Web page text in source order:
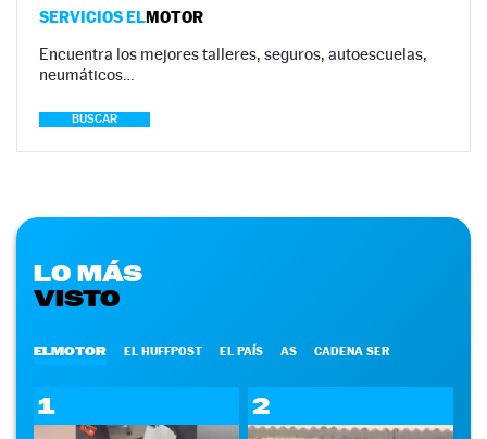
SERVICIOS ELMOTOR
Encuentra los mejores talleres, seguros, autoescuelas,
neumáticos…
BUSCAR
LO MÁS
VISTO
ELMOTOR EL HUFFPOST EL PAÍS AS CADENA SER
1 2